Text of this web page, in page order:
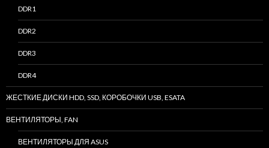
DDR1
DDR2
DDR3
DDR4
ЖЕСТКИЕ ДИСКИ HDD, SSD, КОРОБОЧКИ USB, ESATA
ВЕНТИЛЯТОРЫ, FAN
ВЕНТИЛЯТОРЫ ДЛЯ ASUS